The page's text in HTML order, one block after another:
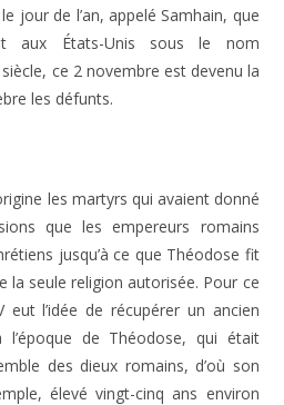
jour de l’an, appelé Samhain, que
aux États-Unis sous le nom
siècle, ce 2 novembre est devenu la
les défunts.
les martyrs qui avaient donné
que les empereurs romains
jusqu’à ce que Théodose fit
la seule religion autorisée. Pour ce
l’idée de récupérer un ancien
de Théodose, qui était
des dieux romains, d’où son
élevé vingt-cinq ans environ